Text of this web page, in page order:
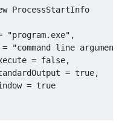
ProcessStartInfo
"program.exe" ,
=
"command line
= false,
= true,
= true